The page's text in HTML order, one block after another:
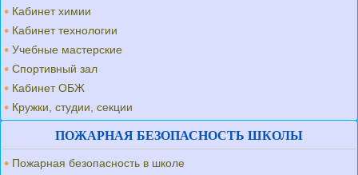
Кабинет химии
Кабинет технологии
Учебные мастерские
Спортивный зал
Кабинет ОБЖ
Кружки, студии, секции
ПОЖАРНАЯ БЕЗОПАСНОСТЬ ШКОЛЫ
Пожарная безопасность в школе